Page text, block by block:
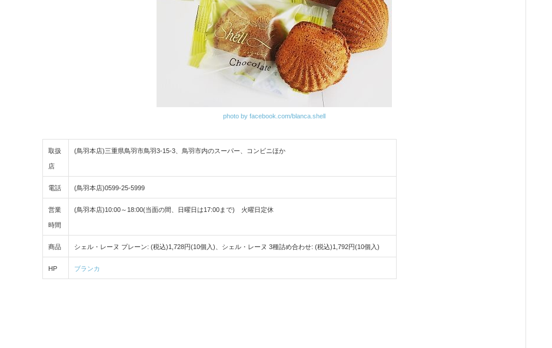
photo by facebook.com/blanca.shell
取扱
店
(鳥羽本店)三重県鳥羽市鳥羽3-15-3、鳥羽市内のスーパー、コンビニほか
電話 (鳥羽本店)0599-25-5999
営業
時間
(鳥羽本店)10:00～18:00(当面の間、日曜日は17:00まで) 火曜日定休
商品 シェル・レーヌ プレーン: (税込)1,728円(10個入)、シェル・レーヌ 3種詰め合わせ: (税込)1,792円(10個入)
HP ブランカ